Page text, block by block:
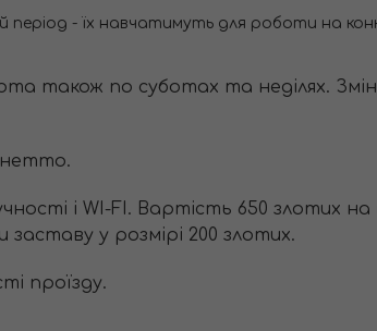
- їх навчатимуть для роботи на
також по суботах та неділях.
нетто.
і WI-FI. Вартість 650 злотих
у розмірі 200 злотих.
проїзду.